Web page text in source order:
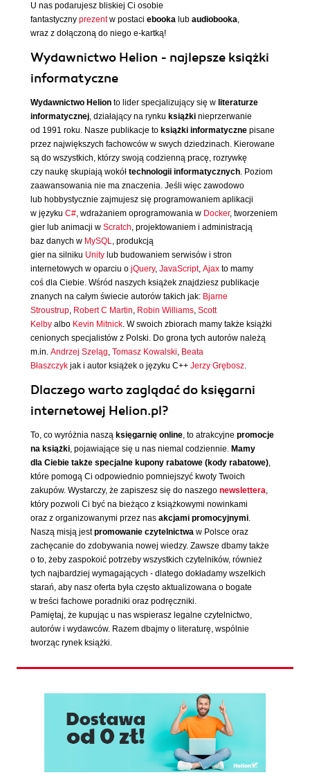
U nas podarujesz bliskiej Ci osobie
fantastyczny prezentw postaci ebooka lub audiobooka,
wraz z dołączoną do niego e-kartką!
Wydawnictwo Helion - najlepsze książki
informatyczne
Wydawnictwo Helion to lider specjalizujący się w literaturze
informatycznej, działający na rynku książki nieprzerwanie
od 1991 roku. Nasze publikacje to książki informatyczne pisane
przez największych fachowców w swych dziedzinach. Kierowane
są do wszystkich, którzy swoją codzienną pracę, rozrywkę
czy naukę skupiają wokół technologii informatycznych. Poziom
zaawansowania nie ma znaczenia. Jeśli więc zawodowo
lub hobbystycznie zajmujesz się programowaniem aplikacji
w języku C#, wdrażaniem oprogramowania w Docker, tworzeniem
gier lub animacji w Scratch, projektowaniem i administracją
baz danych w MySQL, produkcją
gier na silniku Unity lub budowaniem serwisów i stron
internetowych w oparciu o jQuery, JavaScript, Ajax to mamy
coś dla Ciebie. Wśród naszych książek znajdziesz publikacje
znanych na całym świecie autorów takich jak: Bjarne
Stroustrup, Robert C Martin, Robin Williams, Scott
Kelby albo Kevin Mitnick. W swoich zbiorach mamy także książki
cenionych specjalistów z Polski. Do grona tych autorów należą
m.in. Andrzej Szeląg, Tomasz Kowalski, Beata
Błaszczyk jak i autor książek o języku C++ Jerzy Grębosz.
Dlaczego warto zaglądać do księgarni
internetowej Helion.pl?
To, co wyróżnia naszą księgarnię online, to atrakcyjne promocje
na książki, pojawiające się u nas niemal codziennie. Mamy
dla Ciebie także specjalne kupony rabatowe (kody rabatowe),
które pomogą Ci odpowiednio pomniejszyć kwoty Twoich
zakupów. Wystarczy, że zapiszesz się do naszego newslettera,
który pozwoli Ci być na bieżąco z książkowymi nowinkami
oraz z organizowanymi przez nas akcjami promocyjnymi.
Naszą misją jestpromowanie czytelnictwa w Polsce oraz
zachęcanie do zdobywania nowej wiedzy. Zawsze dbamy także
o to, żeby zaspokoić potrzeby wszystkich czytelników, również
tych najbardziej wymagających - dlatego dokładamy wszelkich
starań, aby nasz oferta była często aktualizowana o bogate
w treści fachowe poradniki oraz podręczniki.
Pamiętaj, że kupując u nas wspierasz legalne czytelnictwo,
autorów i wydawców. Razem dbajmy o literaturę, wspólnie
tworząc rynek książki.